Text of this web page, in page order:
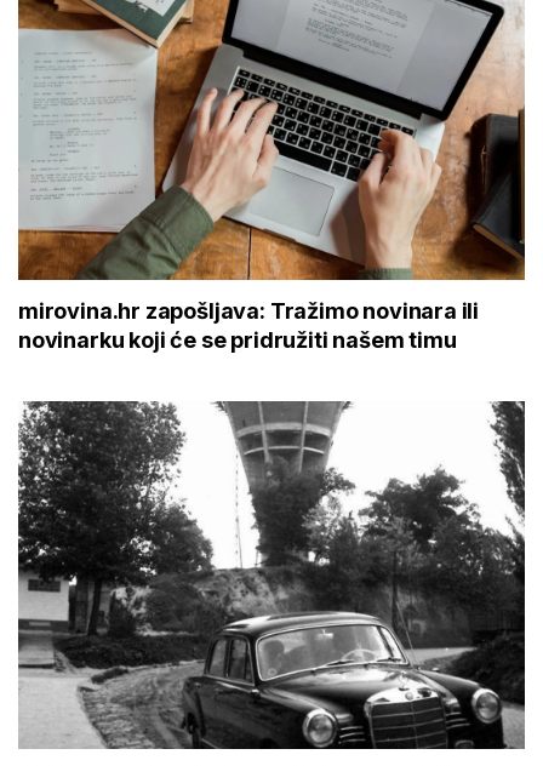
mirovina.hr zapošljava: Tražimo novinara ili
novinarku koji će se pridružiti našem timu